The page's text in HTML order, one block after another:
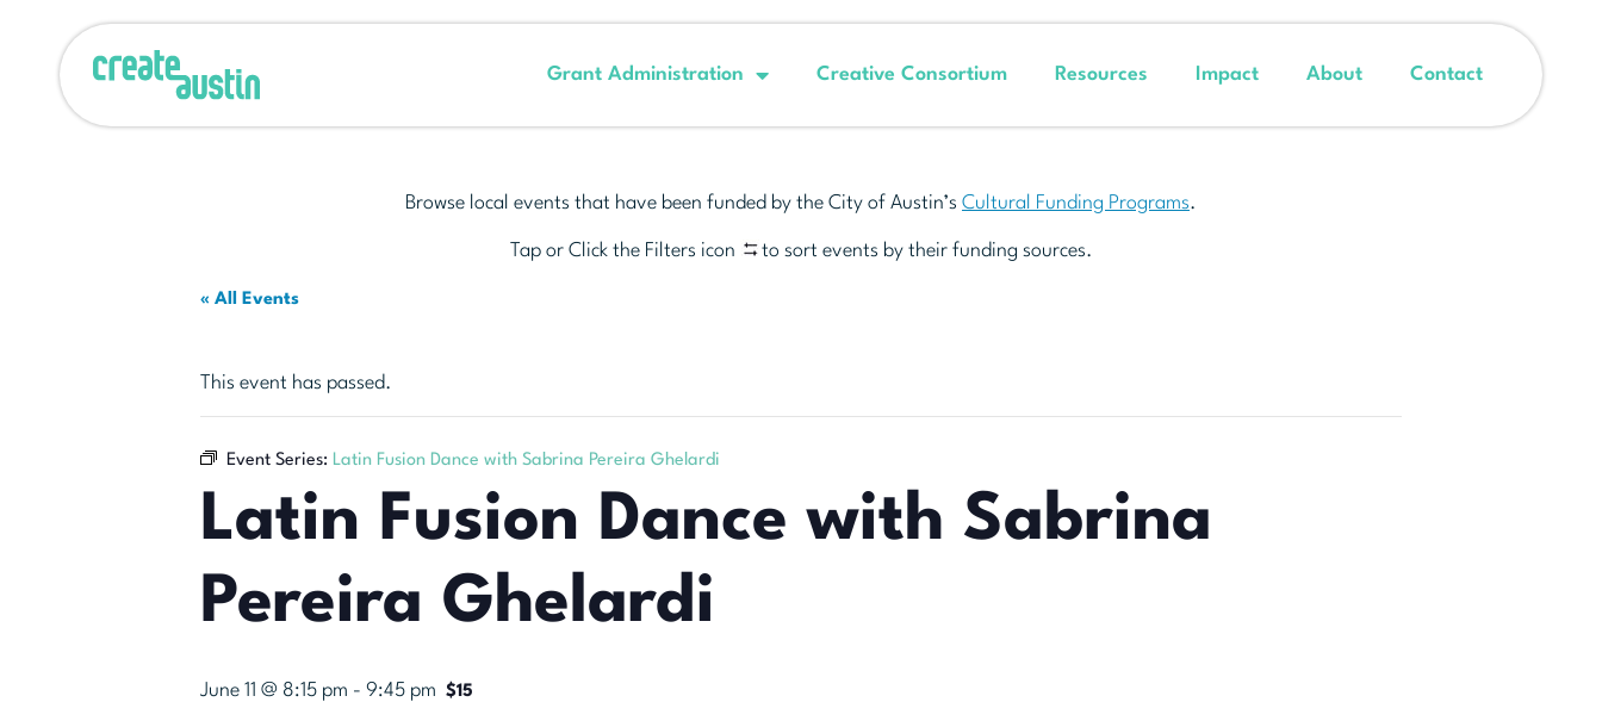
Grant Administration Creative Consortium Resources Impact About Contact
Browse local events that have been funded by the City of Austin’s Cultural Funding Programs.
Tap or Click the Filters icon to sort events by their funding sources.
« All Events
This event has passed.
Event Series: Latin Fusion Dance with Sabrina Pereira Ghelardi
Latin Fusion Dance with Sabrina
Pereira Ghelardi
June 11 @ 8:15 pm - 9:45 pm $15